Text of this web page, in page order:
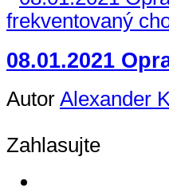
08.01.2021
Autor Alexander
Zahlasujte